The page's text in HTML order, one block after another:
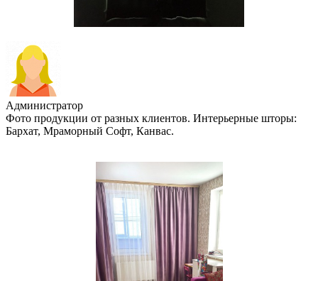
Администратор
Фото продукции от разных клиентов. Интерьерные шторы:
Бархат, Мраморный Софт, Канвас.